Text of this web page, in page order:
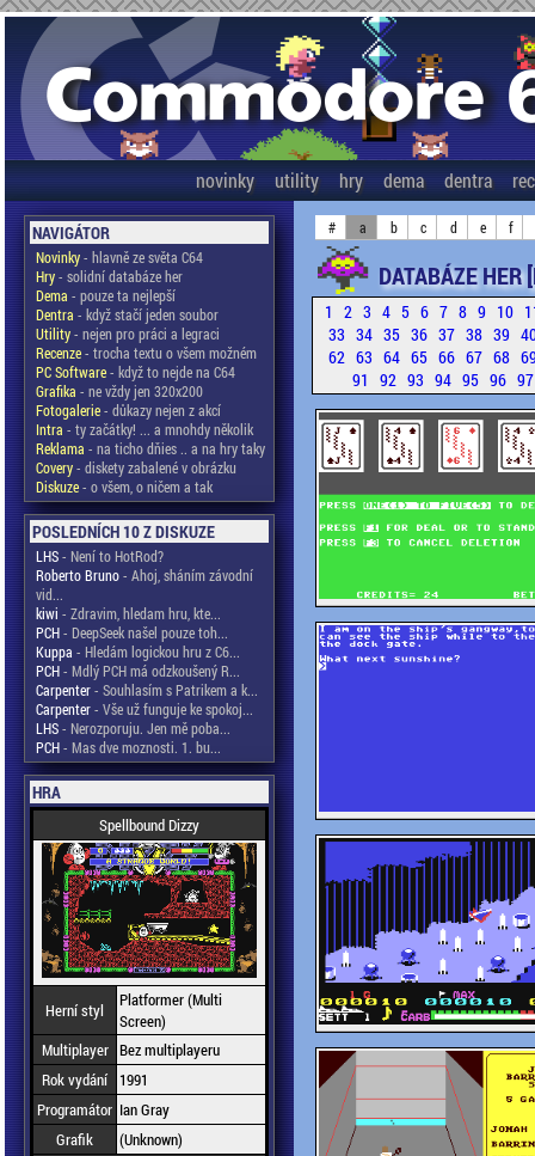
novinky utility hry dema dentra
NAVIGÁTOR
Novinky- hlavně ze světa C64
Hry- solidní databáze her
Dema - pouze ta nejlepší
Dentra - když stačí jeden soubor
Utility- nejen pro práci a legraci
Recenze- trocha textu o všem možném
PC Software- když to nejde na C64
Grafika - ne vždy jen 320x200
Fotogalerie- důkazy nejen z akcí
Intra - ty začátky! ... a mnohdy několik
Reklama - na ticho dňies .. a na hry taky
Covery- diskety zabalené v obrázku
Diskuze- o všem, o ničem a tak
POSLEDNÍCH 10 Z DISKUZE
LHS- Není to HotRod?
Roberto Bruno- Ahoj, sháním závodní
vid...
kiwi - Zdravim, hledam hru, kte...
PCH- DeepSeek našel pouze toh...
Kuppa - Hledám logickou hru z C6...
PCH- Mdlý PCH má odzkoušený R...
Carpenter- Souhlasím s Patrikem a k...
Carpenter- Vše už funguje ke spokoj...
LHS- Nerozporuju. Jen mě poba...
PCH- Mas dve moznosti. 1. bu...
HRA
Spellbound Dizzy
Herní styl
Platformer (Multi
Screen)
Multiplayer Bez multiplayeru
Rok vydání
1991
Programátor Ian Gray
Grafik
(Unknown)
# a b c d e f
DATABÁZE
1 2 3 4 5 6 7 8 9 10
33 34 35 36 37 38 39
62 63 64 65 66 67 68
91 92 93 94 95 96